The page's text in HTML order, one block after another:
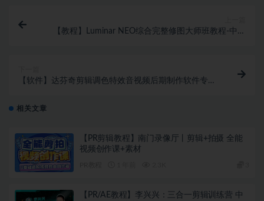
【教程】Luminar NEO综合完整修图大师班教程-中英
【软件】达芬奇剪辑调色特效音视频后期制作软件专业
相关文章
【PR剪辑教程】南门录像厅丨剪辑+拍摄 全能
视频创作课+素材
【PR/AE教程】李兴兴：三合一剪辑训练营 中